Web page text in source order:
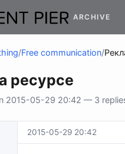
ARCHIVE
/Free communication/
ресурсе
2015-05-29 20:42 — 3
2015-05-29 20:42